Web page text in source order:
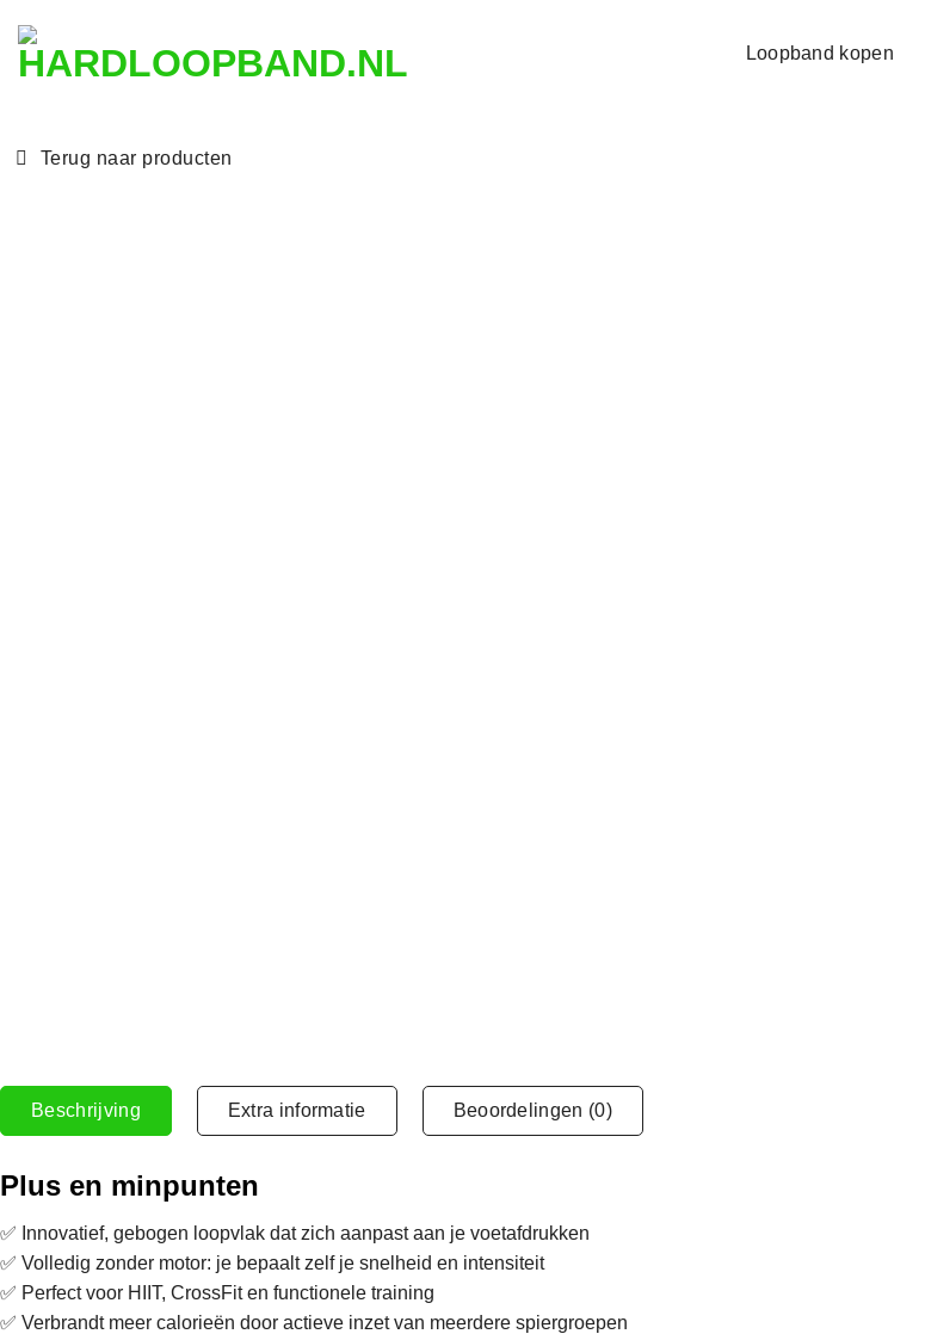
naar
inhoud
Loopband kopen
Terug naar producten
Beschrijving Extra informatie Beoordelingen (0)
Plus en minpunten
✅ Innovatief, gebogen loopvlak dat zich aanpast aan je voetafdrukken
✅ Volledig zonder motor: je bepaalt zelf je snelheid en intensiteit
✅ Perfect voor HIIT, CrossFit en functionele training
✅ Verbrandt meer calorieën door actieve inzet van meerdere spiergroepen